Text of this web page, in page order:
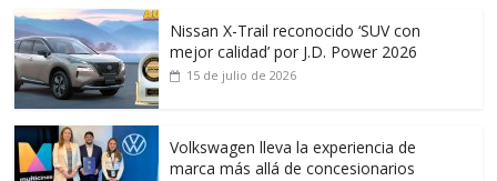
Nissan X-Trail reconocido ‘SUV con
mejor calidad’ por J.D. Power 2026
15 de julio de 2026
Volkswagen lleva la experiencia de
marca más allá de concesionarios